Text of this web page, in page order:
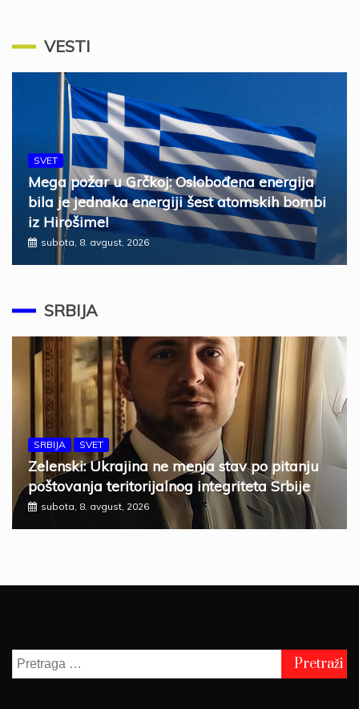
VESTI
SVET
Mega požar u Grčkoj: Oslobođena energija
bila je jednaka energiji šest atomskih bombi
iz Hirošime!
subota, 8. avgust, 2026
SRBIJA
SRBIJA SVET
Zelenski: Ukrajina ne menja stav po pitanju
poštovanja teritorijalnog integriteta Srbije
subota, 8. avgust, 2026
Pretraga
za: